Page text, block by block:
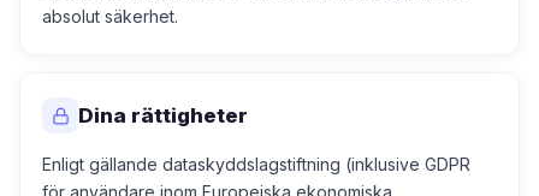
absolut säkerhet.
Dina rättigheter
Enligt gällande dataskyddslagstiftning (inklusive GDPR
för användare inom Europeiska ekonomiska